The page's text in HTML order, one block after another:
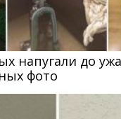
напугали до
фото